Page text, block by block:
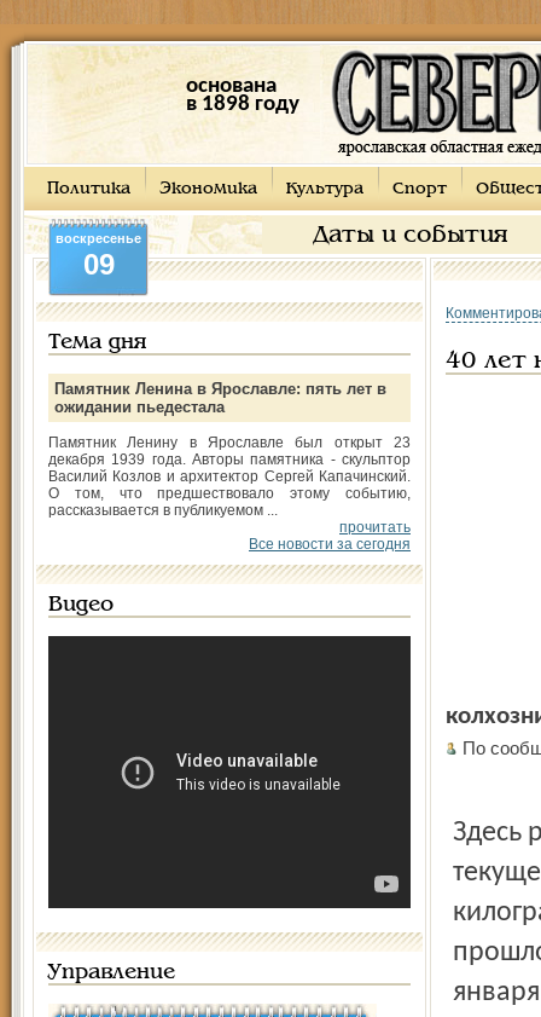
основана
в 1898 году
Политика Экономика Культура Спорт
Даты и события
воскресенье
09
Тема дня
Памятник Ленина в Ярославле: пять лет в
ожидании пьедестала
Памятник Ленину в Ярославле был открыт 23
декабря 1939 года. Авторы памятника - скульптор
Василий Козлов и архитектор Сергей Капачинский.
О том, что предшествовало этому событию,
рассказывается в публикуемом ...
прочитать
Все новости за сегодня
Видео
Управление
40 лет
По
Здесь